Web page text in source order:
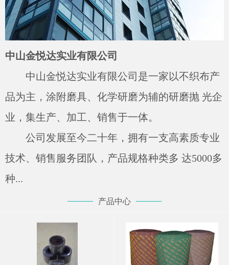
中山金悦达实业有限公司
中山金悦达实业有限公司是一家以不织布产
品为主，涂附磨具、化学研磨为辅的研磨抛 光企
业，集生产、加工、销售于一体。
公司发展至今二十年，拥有一支高素质专业
技术、销售服务团队，产品规格种类多 达5000多
种...
产品中心